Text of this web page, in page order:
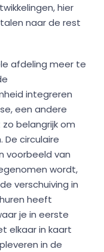
hier
naar de rest
afdeling meer te
integreren
een andere
belangrijk om
circulaire
voorbeeld van
wordt,
verschuiving in
heeft
je in eerste
elkaar in kaart
in de